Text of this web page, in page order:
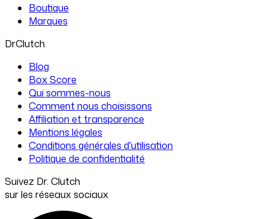
Boutique
Marques
DrClutch
Blog
Box Score
Qui sommes-nous
Comment nous choisissons
Affiliation et transparence
Mentions légales
Conditions générales d'utilisation
Politique de confidentialité
Suivez Dr. Clutch
sur les réseaux sociaux